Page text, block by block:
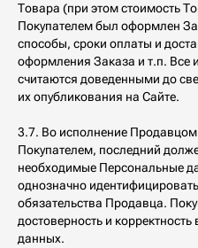
Товара (при этом стоимость
Покупателем был оформлен
способы, сроки оплаты и
оформления Заказа и т.п. Все
считаются доведенными до
их опубликования на Сайте.
3.7. Во исполнение Продавцом
Покупателем, последний
необходимые Персональные
однозначно
обязательства Продавца.
достоверность и
данных.